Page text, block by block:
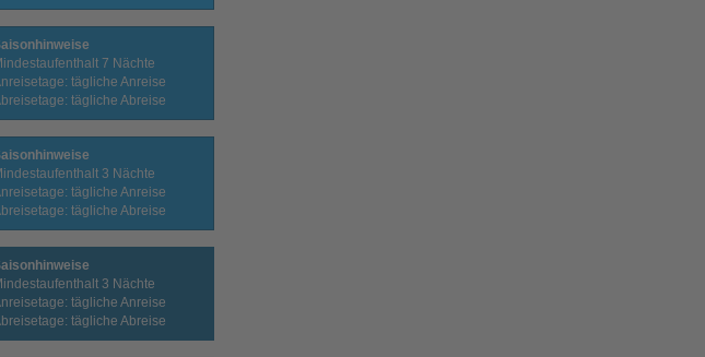
7 Nächte
tägliche Anreise
tägliche Abreise
3 Nächte
tägliche Anreise
tägliche Abreise
3 Nächte
tägliche Anreise
tägliche Abreise